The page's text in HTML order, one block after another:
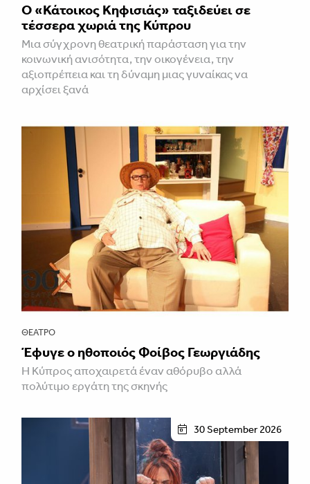
Ο «Κάτοικος Κηφισιάς» ταξιδεύει σε
τέσσερα χωριά της Κύπρου
Μια σύγχρονη θεατρική παράσταση για την
κοινωνική ανισότητα, την οικογένεια, την
αξιοπρέπεια και τη δύναμη μιας γυναίκας να
αρχίσει ξανά
ΘΈΑΤΡΟ
Έφυγε ο ηθοποιός Φοίβος Γεωργιάδης
Η Κύπρος αποχαιρετά έναν αθόρυβο αλλά
πολύτιμο εργάτη της σκηνής
30 September 2026